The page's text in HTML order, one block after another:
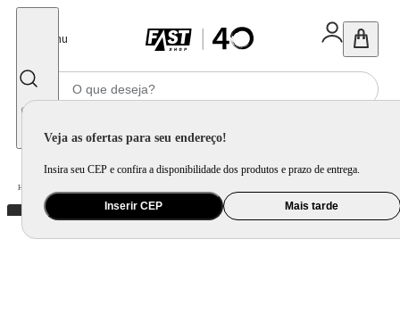
Menu
Veja as ofertas para seu endereço!
Insira seu CEP e confira a disponibilidade dos produtos e prazo de entrega.
Inserir CEP Mais tarde
Home